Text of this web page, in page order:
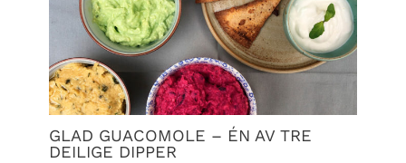
GLAD GUACOMOLE – ÉN AV TRE
DEILIGE DIPPER